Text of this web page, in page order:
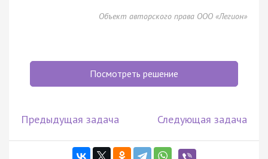
Объект авторского права ООО «Легион»
Посмотреть решение
Предыдущая задача Следующая задача